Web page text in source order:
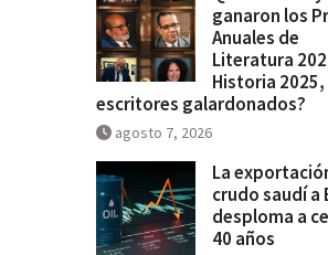
Historia
ganaron los
Anuales de
Literatura
Historia 2025,
escritores galardonados?
agosto 7, 2026
La
crudo saudí a
desploma a
40 años